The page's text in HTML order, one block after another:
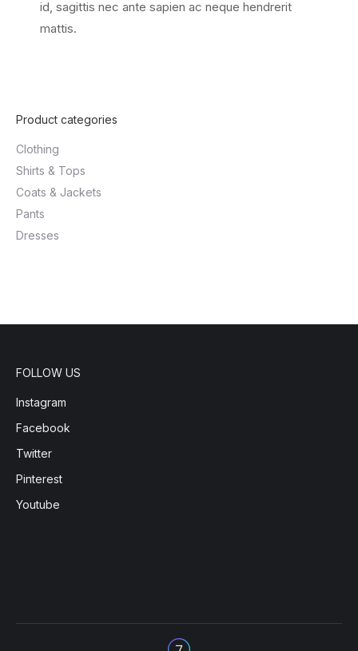
id, sagittis nec ante sapien ac neque hendrerit
mattis.
Product categories
Clothing
Shirts & Tops
Coats & Jackets
Pants
Dresses
FOLLOW US
Instagram
Facebook
Twitter
Pinterest
Youtube